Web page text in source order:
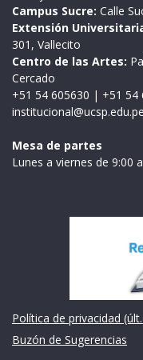
Campus Sucre: Calle
Extensión
301, Vallecito
Centro de las Artes:
Cercado
+51 54 605630 | +51 54
institucional@ucsp.edu.pe
Mesa de partes
Lunes a viernes de 9:00
Política de privacidad
Buzón de Sugerencias